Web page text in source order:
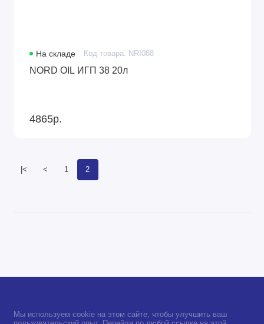
На складе Код товара: NRI088
NORD OIL ИГП 38 20л
4865р.
|< < 1 2
Мы используем cookie на этом сайте, чтобы улучшить ваш